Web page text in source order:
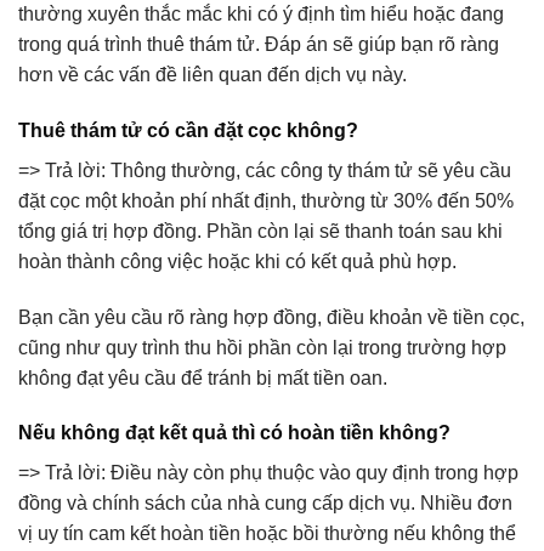
thường xuyên thắc mắc khi có ý định tìm hiểu hoặc đang
trong quá trình thuê thám tử. Đáp án sẽ giúp bạn rõ ràng
hơn về các vấn đề liên quan đến dịch vụ này.
Thuê thám tử có cần đặt cọc không?
=> Trả lời: Thông thường, các công ty thám tử sẽ yêu cầu
đặt cọc một khoản phí nhất định, thường từ 30% đến 50%
tổng giá trị hợp đồng. Phần còn lại sẽ thanh toán sau khi
hoàn thành công việc hoặc khi có kết quả phù hợp.
Bạn cần yêu cầu rõ ràng hợp đồng, điều khoản về tiền cọc,
cũng như quy trình thu hồi phần còn lại trong trường hợp
không đạt yêu cầu để tránh bị mất tiền oan.
Nếu không đạt kết quả thì có hoàn tiền không?
=> Trả lời: Điều này còn phụ thuộc vào quy định trong hợp
đồng và chính sách của nhà cung cấp dịch vụ. Nhiều đơn
vị uy tín cam kết hoàn tiền hoặc bồi thường nếu không thể